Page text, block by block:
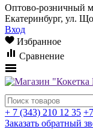
Оптово-розничный
Екатеринбург, ул.
Вход
Избранное
Сравнение
+ 7 (343) 210 12 35
Заказать обратный